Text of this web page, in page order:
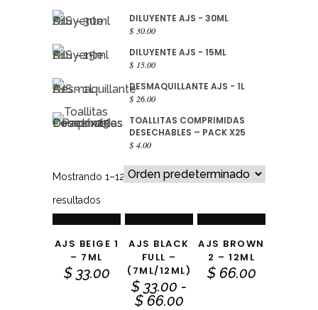
DILUYENTE AJS - 30ML
$ 30.00
DILUYENTE AJS - 15ML
$ 15.00
DESMAQUILLANTE AJS - 1L
$ 26.00
TOALLITAS COMPRIMIDAS
DESECHABLES – PACK X25
$ 4.00
Mostrando 1–12 de 16
resultados
AL
AJS BEIGE 1
– 7ML
$33.00
SELECCIONAR
Este producto tiene múltiples variantes. Las opciones se pueden elegir en la página de producto
AJS BLACK
FULL –
(7ML/12ML)
$ 33.00 -
$66.00Rango
AÑADIR
AL
AJS BROWN
2 – 12ML
$66.00
AÑADIR AÑADIR
AL
AÑADIR